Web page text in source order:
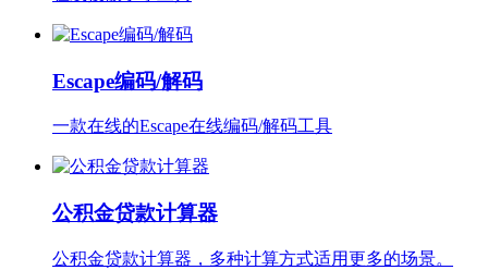
Escape编码/解码
一款在线的Escape在线编码/解码工具
公积金贷款计算器
公积金贷款计算器，多种计算方式适用更多的场景。